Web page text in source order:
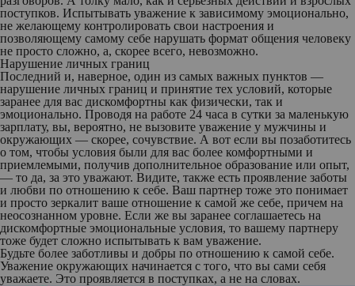
поступков. Испытывать уважение к зависимому эмоционально,
не желающему контролировать свои настроения и
позволяющему самому себе нарушать формат общения человеку
не просто сложно, а, скорее всего, невозможно.
Нарушение личных границ
Последний и, наверное, один из самых важных пунктов —
нарушение личных границ и принятие тех условий, которые
заранее для вас дискомфортны как физически, так и
эмоционально. Проводя на работе 24 часа в сутки за маленькую
зарплату, вы, вероятно, не вызовите уважение у мужчины и
окружающих — скорее, сочувствие. А вот если вы позаботитесь
о том, чтобы условия были для вас более комфортными и
приемлемыми, получив дополнительное образование или опыт,
— то да, за это уважают. Видите, также есть проявление заботы
и любви по отношению к себе. Ваш партнер тоже это понимает
и просто зеркалит ваше отношение к самой же себе, причем на
неосознанном уровне. Если же вы заранее соглашаетесь на
дискомфортные эмоциональные условия, то вашему партнеру
тоже будет сложно испытывать к вам уважение.
Будьте более заботливы и добры по отношению к самой себе.
Уважение окружающих начинается с того, что вы сами себя
уважаете. Это проявляется в поступках, а не на словах.